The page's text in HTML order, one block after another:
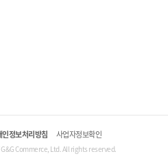
인정보처리방침 사업자정보확인
Commerce, Ltd. All rights reserved.